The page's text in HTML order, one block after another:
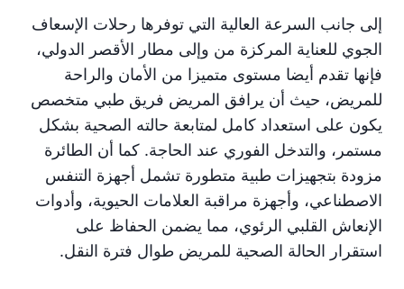
إلى جانب السرعة العالية التي توفرها رحلات الإسعاف
الجوي للعناية المركزة من وإلى مطار الأقصر الدولي،
فإنها تقدم أيضا مستوى متميزا من الأمان والراحة
للمريض، حيث أن يرافق المريض فريق طبي متخصص
يكون على استعداد كامل لمتابعة حالته الصحية بشكل
مستمر، والتدخل الفوري عند الحاجة. كما أن الطائرة
مزودة بتجهيزات طبية متطورة تشمل أجهزة التنفس
الاصطناعي، وأجهزة مراقبة العلامات الحيوية، وأدوات
الإنعاش القلبي الرئوي، مما يضمن الحفاظ على
استقرار الحالة الصحية للمريض طوال فترة النقل.